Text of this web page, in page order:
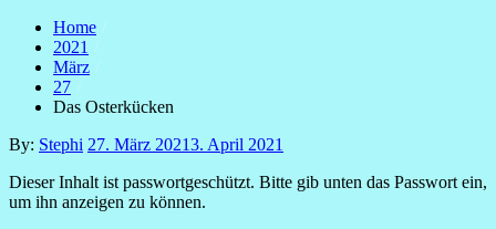
Home
2021
März
27
Das Osterkücken
By: Stephi Posted
27. März 20213. April 2021
Dieser Inhalt ist passwortgeschützt. Bitte gib unten das Passwort ein,
um ihn anzeigen zu können.